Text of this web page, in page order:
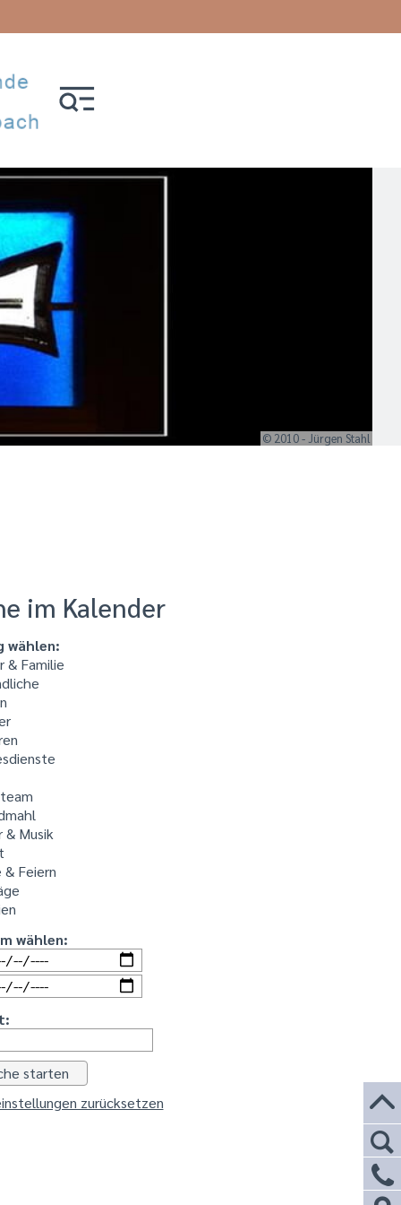
© 2010 - Jürgen Stahl
im Kalender
wählen:
& Familie
Musik
Feiern
wählen:
zurücksetzen